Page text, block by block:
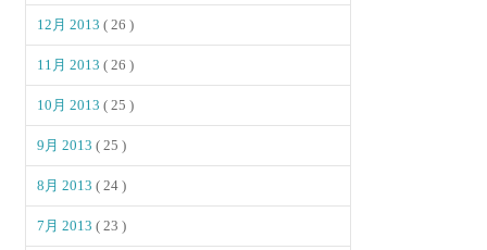
12月 2013( 26 )
11月 2013( 26 )
10月 2013( 25 )
9月 2013( 25 )
8月 2013( 24 )
7月 2013( 23 )